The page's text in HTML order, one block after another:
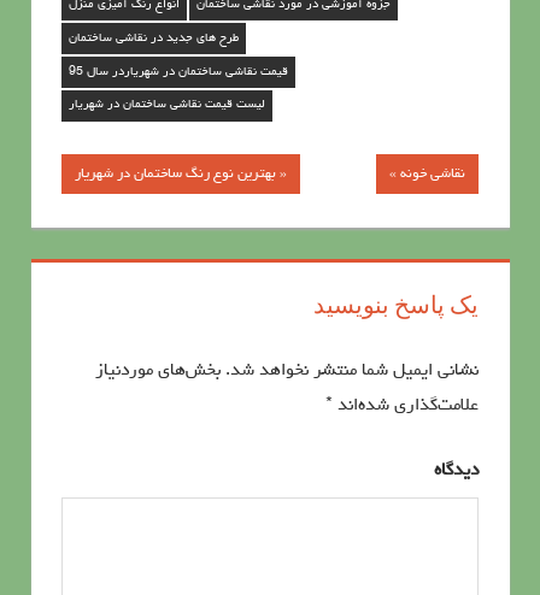
انواع رنگ آمیزی منزل جزوه آموزشی در مورد نقاشی ساختمان
طرح های جدید در نقاشی ساختمان
قیمت نقاشی ساختمان در شهریاردر سال 95
لیست قیمت نقاشی ساختمان در شهریار
نوشته‌ها
« بهترین نوع رنگ ساختمان در شهریار نقاشی خونه »
یک پاسخ بنویسید
نشانی ایمیل شما منتشر نخواهد شد. بخش‌های موردنیاز
علامت‌گذاری شده‌اند *
دیدگاه